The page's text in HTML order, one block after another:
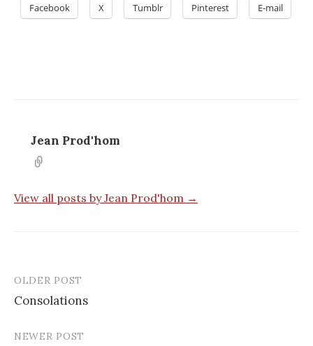
Facebook X Tumblr Pinterest E-mail
Jean Prod'hom
View all posts by Jean Prod'hom →
Post
navigation
OLDER POST
Consolations
NEWER POST